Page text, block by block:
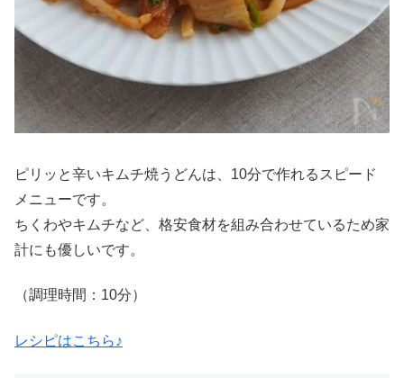
ピリッと辛いキムチ焼うどんは、10分で作れるスピード
メニューです。
ちくわやキムチなど、格安食材を組み合わせているため家
計にも優しいです。
（調理時間：10分）
レシピはこちら♪